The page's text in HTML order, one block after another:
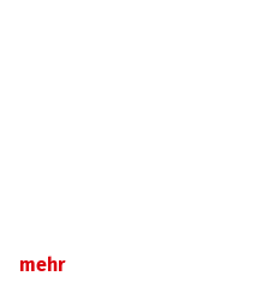
mehr